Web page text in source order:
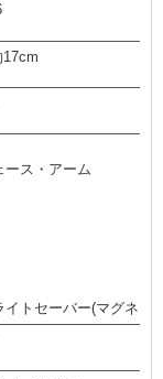
ース・アーム
トセーバー(マグネッ